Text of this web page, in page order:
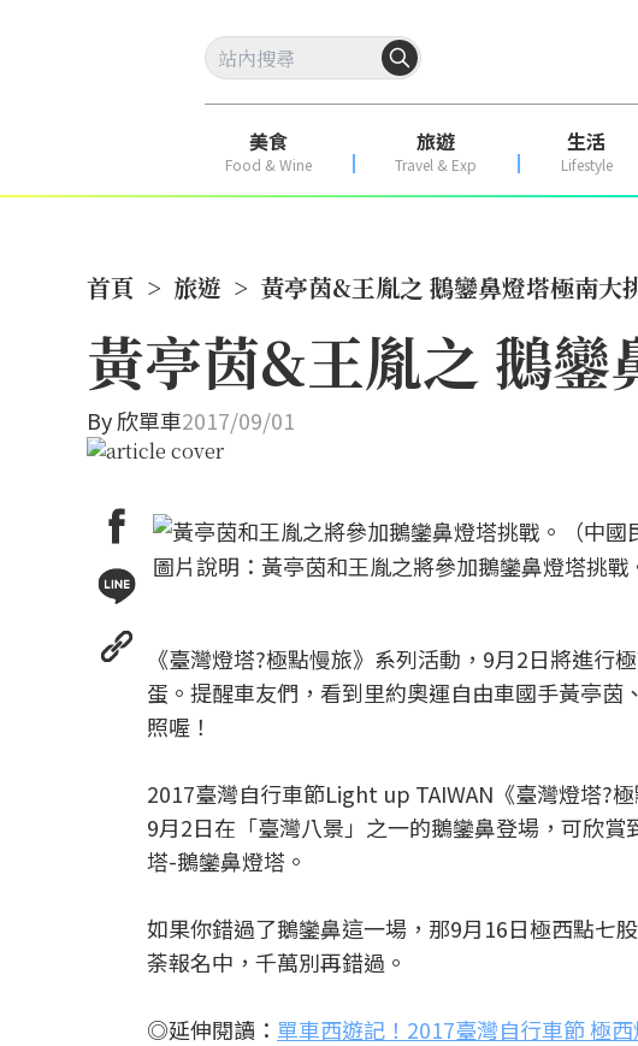
美食
Food & Wine
旅遊
Travel & Exp
生活
Lifestyle
首頁 > 旅遊 > 黃亭茵&王胤之 鵝鑾鼻燈塔極南大
黃亭茵&王胤之 鵝鑾
By欣單車2017/09/01
圖片說明：黃亭茵和王胤之將參加鵝鑾鼻燈塔挑戰
《臺灣燈塔?極點慢旅》系列活動，9月2日將進
蛋。提醒車友們，看到里約奧運自由車國手黃亭
照喔！
2017臺灣自行車節Light up TAIWAN《臺灣燈塔?
9月2日在「臺灣八景」之一的鵝鑾鼻登場，可欣
塔-鵝鑾鼻燈塔。
如果你錯過了鵝鑾鼻這一場，那9月16日極西點七
荼報名中，千萬別再錯過。
◎延伸閱讀： 單車西遊記！2017臺灣自行車節 極